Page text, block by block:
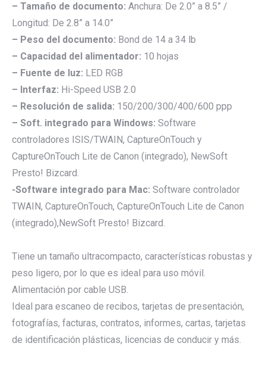
– Tamaño de documento: Anchura: De 2.0” a 8.5” /
Longitud: De 2.8” a 14.0”
– Peso del documento: Bond de 14 a 34 lb
– Capacidad del alimentador: 10 hojas
– Fuente de luz: LED RGB
– Interfaz: Hi-Speed USB 2.0
– Resolución de salida: 150/200/300/400/600 ppp
– Soft. integrado para Windows: Software
controladores ISIS/TWAIN, CaptureOnTouch y
CaptureOnTouch Lite de Canon (integrado), NewSoft
Presto! Bizcard.
-Software integrado para Mac: Software controlador
TWAIN, CaptureOnTouch, CaptureOnTouch Lite de Canon
(integrado),NewSoft Presto! Bizcard.
Tiene un tamaño ultracompacto, características robustas y
peso ligero, por lo que es ideal para uso móvil.
Alimentación por cable USB.
Ideal para escaneo de recibos, tarjetas de presentación,
fotografías, facturas, contratos, informes, cartas, tarjetas
de identificación plásticas, licencias de conducir y más.